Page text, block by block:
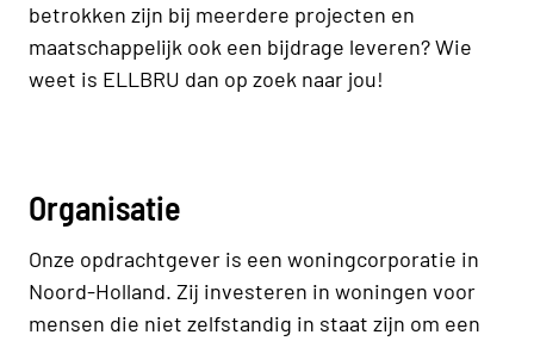
betrokken zijn bij meerdere projecten en
maatschappelijk ook een bijdrage leveren? Wie
weet is ELLBRU dan op zoek naar jou!
Organisatie
Onze opdrachtgever is een woningcorporatie in
Noord-Holland. Zij investeren in woningen voor
mensen die niet zelfstandig in staat zijn om een